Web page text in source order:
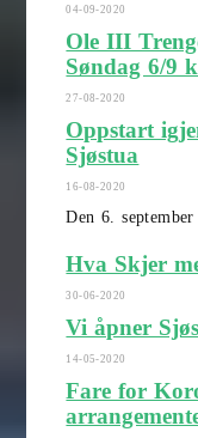
04-09-2020
Ole III
Søndag 6/9
27-08-2020
Oppstart
Sjøstua
16-08-2020
Den 6.
Hva Skjer
30-06-2020
Vi åpner
14-05-2020
Fare for